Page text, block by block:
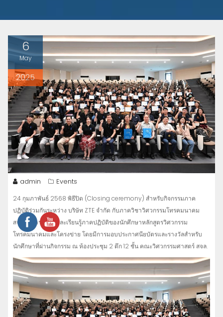
6
May
2025
admin Events
24 กุมภาพันธ์ 2568 พิธีปิด (Closing ceremony) สำหรับกิจกรรมภาค
ปฏิบัติร่วมกันระหว่าง บริษัท ZTE จำกัด กับภาควิชาวิศวกรรมโทรคมนาคม
สจล.ในการฝึกฝนและเรียนรู้ภาคปฏิบัติของนักศึกษาหลักสูตรวิศวกรรม
โทรคมนาคมและโครงข่าย โดยมีการมอบประกาศนียบัตรและรางวัลสำหรับ
นักศึกษาที่ผ่านกิจกรรม ณ ห้องประชุม 2 ตึก 12 ชั้น คณะวิศวกรรมศาสตร์ สจล.